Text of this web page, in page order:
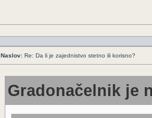
Naslov: Re: Da li je zajednistvo stetno ili korisno?
Gradonačelnik je